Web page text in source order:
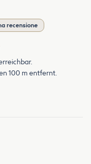
recensione
100 m entfernt.